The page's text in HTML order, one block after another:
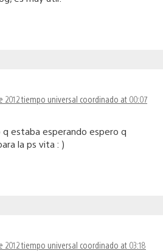
2012 tiempo universal coordinado at 00:07
estaba esperando espero q
la ps vita : )
2012 tiempo universal coordinado at 03:18